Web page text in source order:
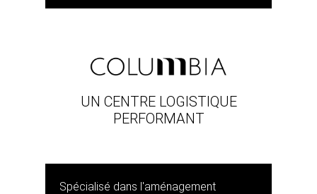
UN CENTRE LOGISTIQUE
PERFORMANT
Spécialisé dans l'aménagement